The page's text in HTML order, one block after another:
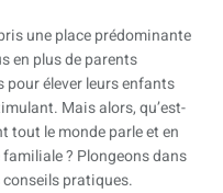
une place prédominante
en plus de parents
élever leurs enfants
Mais alors, qu’est-
tout le monde parle et en
? Plongeons dans
pratiques.